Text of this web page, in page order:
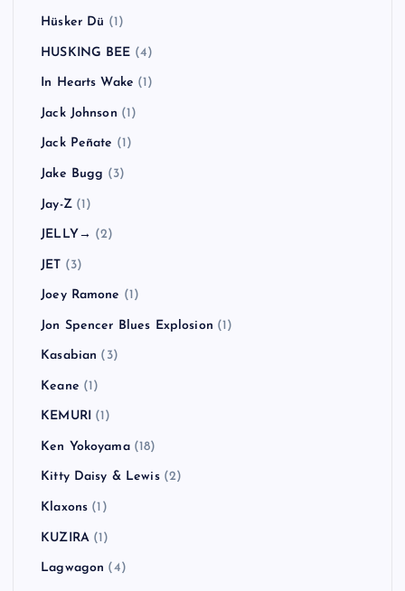
Hüsker Dü (1)
HUSKING BEE (4)
In Hearts Wake (1)
Jack Johnson (1)
Jack Peñate (1)
Jake Bugg (3)
Jay-Z(1)
JELLY→ (2)
JET (3)
Joey Ramone (1)
Jon Spencer Blues Explosion (1)
Kasabian (3)
Keane (1)
KEMURI (1)
Ken Yokoyama(18)
Kitty Daisy & Lewis(2)
Klaxons (1)
KUZIRA(1)
Lagwagon (4)